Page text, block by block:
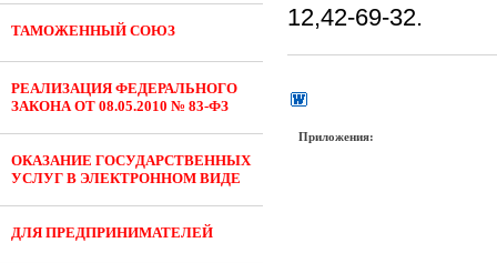
ТАМОЖЕННЫЙ СОЮЗ
РЕАЛИЗАЦИЯ ФЕДЕРАЛЬНОГО
ЗАКОНА ОТ 08.05.2010 № 83-ФЗ
ОКАЗАНИЕ ГОСУДАРСТВЕННЫХ
УСЛУГ В ЭЛЕКТРОННОМ ВИДЕ
ДЛЯ ПРЕДПРИНИМАТЕЛЕЙ
12,42-69-32.
Приложения: